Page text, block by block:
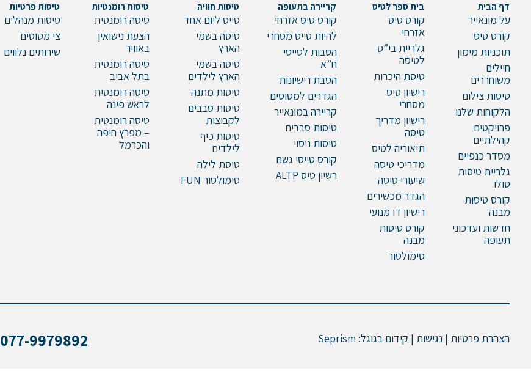
דף הבית
על מונאייר
קורס טיס
תוכניות מימון
חיילים
משוחררים
טיסות צילום
הלקוחות שלנו
פרויקטים
קהילתיים
מסדר כנפיים
גלריית טיסות
סולו
קורס טיסות
מבנה
חדשות ועדכוני
תעופה
בית ספר לטיס
קורס טיס
אזרחי
גלריית בי”ס
לטיסה
טיסת היכרות
רישיון טיס
מסחרי
רישיון מדריך
טיסה
תיאוריה לטיס
מדריכי טיסה
שיעורי טיסה
הגדר מכשירים
רישיון דו מנועי
קורס טיסות
מבנה
סימולטור
קריירה בתעופה
קורס טיס אזרחי
להיות טייס מסחרי
הסבות לטייסי
ח”א
הסבת רישיונות
הגדרים למטוסים
קריירה במונאייר
טיסות סבבים
טיסות ניסוי
קורס טייסי גשם
רשיון טיס ALTP
טיסות חוויה
טייס ליום אחד
טיסה בשמי
הארץ
טיסה בשמי
הארץ לילדים
טיסות מתנה
טיסות סבבים
לקבוצות
טיסות כיף
לילדים
טיסת לילה
סימולטור FUN
טיסות רומנטיות
טיסה רומנטית
הצעת נישואין
באוויר
טיסה רומנטית
בתל אביב
טיסה רומנטית
לראש פינה
טיסה רומנטית
– מפרץ חיפה
והכרמל
טיסות פרטיות
טיסות מנהלים
צי מטוסים
שירותים נלווים
הצהרת פרטיות | נגישות | קידום בגוגל: Seprism
077-9979892